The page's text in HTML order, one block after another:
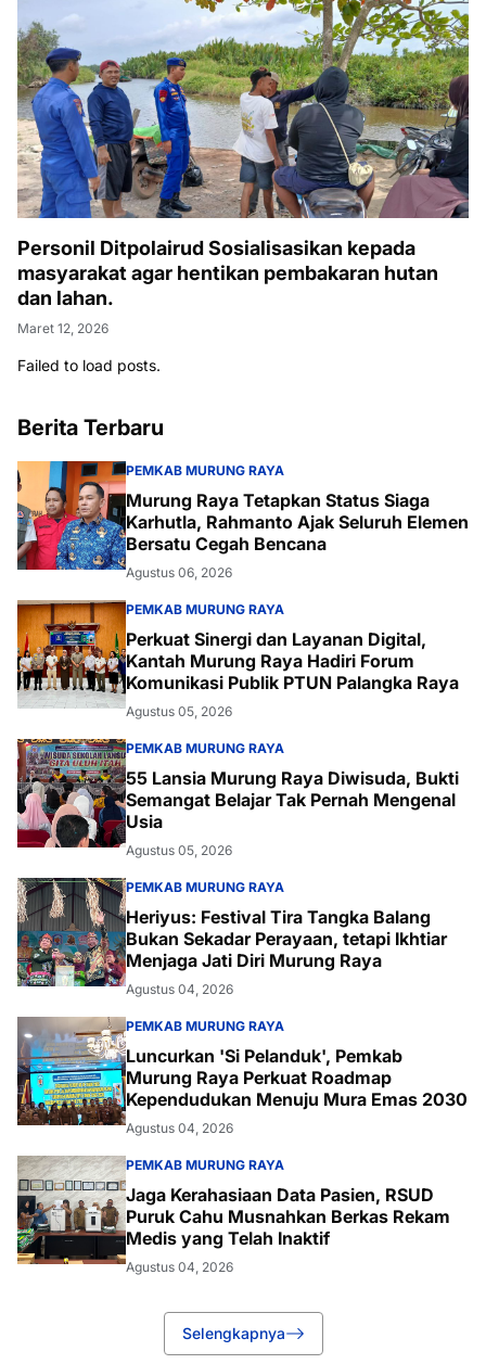
Personil Ditpolairud Sosialisasikan kepada
masyarakat agar hentikan pembakaran hutan
dan lahan.
Maret 12, 2026
Failed to load posts.
Berita Terbaru
PEMKAB MURUNG RAYA
Murung Raya Tetapkan Status Siaga
Karhutla, Rahmanto Ajak Seluruh Elemen
Bersatu Cegah Bencana
Agustus 06, 2026
PEMKAB MURUNG RAYA
Perkuat Sinergi dan Layanan Digital,
Kantah Murung Raya Hadiri Forum
Komunikasi Publik PTUN Palangka Raya
Agustus 05, 2026
PEMKAB MURUNG RAYA
55 Lansia Murung Raya Diwisuda, Bukti
Semangat Belajar Tak Pernah Mengenal
Usia
Agustus 05, 2026
PEMKAB MURUNG RAYA
Heriyus: Festival Tira Tangka Balang
Bukan Sekadar Perayaan, tetapi Ikhtiar
Menjaga Jati Diri Murung Raya
Agustus 04, 2026
PEMKAB MURUNG RAYA
Luncurkan 'Si Pelanduk', Pemkab
Murung Raya Perkuat Roadmap
Kependudukan Menuju Mura Emas 2030
Agustus 04, 2026
PEMKAB MURUNG RAYA
Jaga Kerahasiaan Data Pasien, RSUD
Puruk Cahu Musnahkan Berkas Rekam
Medis yang Telah Inaktif
Agustus 04, 2026
Selengkapnya